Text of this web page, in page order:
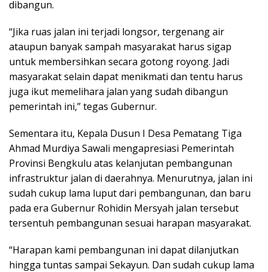
dibangun.
“Jika ruas jalan ini terjadi longsor, tergenang air
ataupun banyak sampah masyarakat harus sigap
untuk membersihkan secara gotong royong. Jadi
masyarakat selain dapat menikmati dan tentu harus
juga ikut memelihara jalan yang sudah dibangun
pemerintah ini,” tegas Gubernur.
Sementara itu, Kepala Dusun I Desa Pematang Tiga
Ahmad Murdiya Sawali mengapresiasi Pemerintah
Provinsi Bengkulu atas kelanjutan pembangunan
infrastruktur jalan di daerahnya. Menurutnya, jalan ini
sudah cukup lama luput dari pembangunan, dan baru
pada era Gubernur Rohidin Mersyah jalan tersebut
tersentuh pembangunan sesuai harapan masyarakat.
“Harapan kami pembangunan ini dapat dilanjutkan
hingga tuntas sampai Sekayun. Dan sudah cukup lama